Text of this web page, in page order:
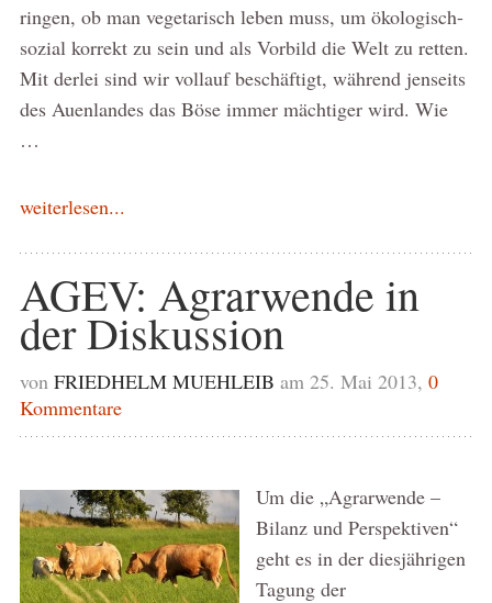
ringen, ob man vegetarisch leben muss, um ökologisch-
sozial korrekt zu sein und als Vorbild die Welt zu retten.
Mit derlei sind wir vollauf beschäftigt, während jenseits
des Auenlandes das Böse immer mächtiger wird. Wie
…
weiterlesen...
AGEV: Agrarwende in
der Diskussion
von FRIEDHELM MUEHLEIB am 25. Mai 2013, 0
Kommentare
Um die „Agrarwende –
Bilanz und Perspektiven“
geht es in der diesjährigen
Tagung der